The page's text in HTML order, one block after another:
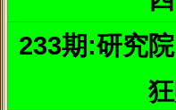
2、每天用淘米水洗